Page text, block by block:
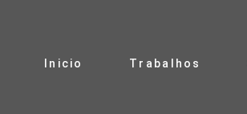
Inicio Trabalhos